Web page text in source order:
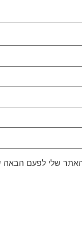
שלי לפעם הבאה